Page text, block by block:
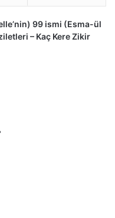
99 ismi (Esma-ül
– Kaç Kere Zikir